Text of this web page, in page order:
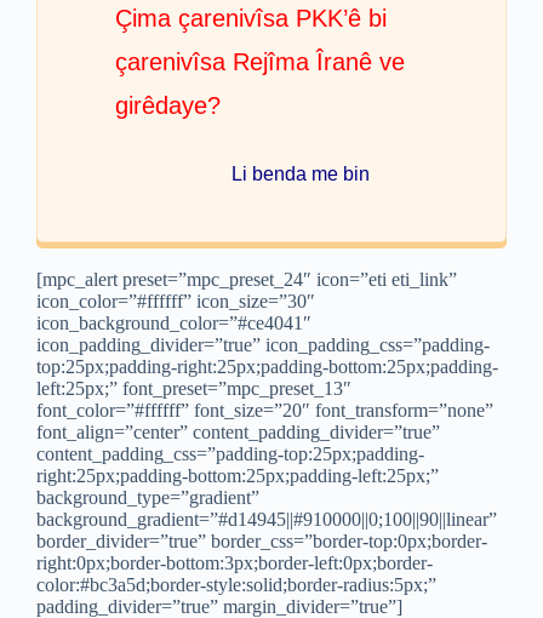
Çima çarenivîsa PKK’ê bi
çarenivîsa Rejîma Îranê ve
girêdaye?
Li benda me bin
[mpc_alert preset=”mpc_preset_24″ icon=”eti eti_link”
icon_color=”#ffffff” icon_size=”30″
icon_background_color=”#ce4041″
icon_padding_divider=”true” icon_padding_css=”padding-
top:25px;padding-right:25px;padding-bottom:25px;padding-
left:25px;” font_preset=”mpc_preset_13″
font_color=”#ffffff” font_size=”20″ font_transform=”none”
font_align=”center” content_padding_divider=”true”
content_padding_css=”padding-top:25px;padding-
right:25px;padding-bottom:25px;padding-left:25px;”
background_type=”gradient”
background_gradient=”#d14945||#910000||0;100||90||linear”
border_divider=”true” border_css=”border-top:0px;border-
right:0px;border-bottom:3px;border-left:0px;border-
color:#bc3a5d;border-style:solid;border-radius:5px;”
padding_divider=”true” margin_divider=”true”]